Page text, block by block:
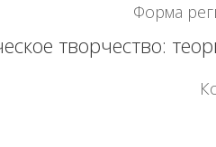
Форма
творчество: